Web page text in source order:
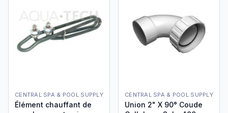
CENTRAL SPA & POOL SUPPLY
Élément chauffant de
CENTRAL SPA & POOL SUPPLY
Union 2" X 90° Coude